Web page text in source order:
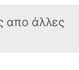
απο άλλες